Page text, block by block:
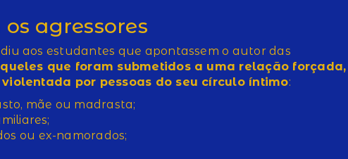
agressores
aos estudantes que apontassem o autor das
que foram submetidos a uma relação forçada,
por pessoas do seu círculo íntimo:
mãe ou madrasta;
ou ex-namorados;